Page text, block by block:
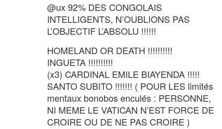
@ux 92% DES CONGOLAIS
INTELLIGENTS, N’OUBLIONS PAS
L’OBJECTIF L’ABSOLU !!!!!!
HOMELAND OR DEATH !!!!!!!!!!
INGUETA !!!!!!!!!!
(x3) CARDINAL EMILE BIAYENDA !!!!!
SANTO SUBITO !!!!!!! ( POUR LES limités
mentaux bonobos enculés : PERSONNE,
NI MEME LE VATICAN N’EST FORCE DE
CROIRE OU DE NE PAS CROIRE )